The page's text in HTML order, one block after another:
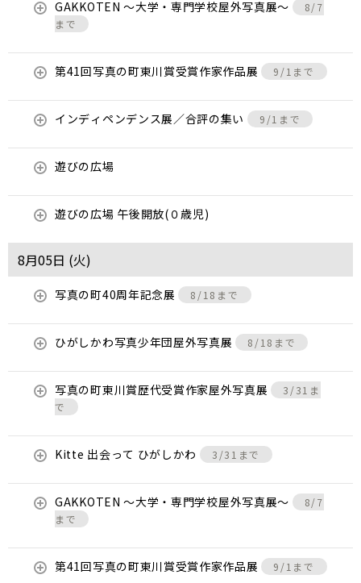
GAKKOTEN ～大学・専門学校屋外写真展～
8/7
まで
第41回写真の町東川賞受賞作家作品展 9/1まで
インディペンデンス展／合評の集い 9/1まで
遊びの広場
遊びの広場 午後開放(０歳児)
8月05日 (火)
写真の町40周年記念展 8/18まで
ひがしかわ写真少年団屋外写真展 8/18まで
写真の町東川賞歴代受賞作家屋外写真展
3/31ま
で
Kitte 出会って ひがしかわ 3/31まで
GAKKOTEN ～大学・専門学校屋外写真展～
8/7
まで
第41回写真の町東川賞受賞作家作品展 9/1まで